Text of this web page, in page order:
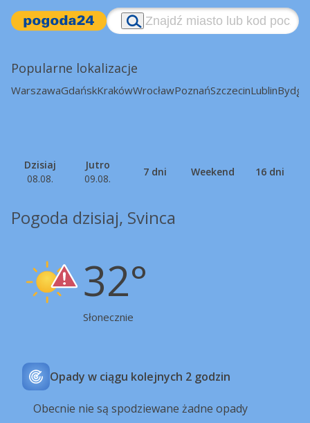
Popularne lokalizacje
WarszawaGdańskKrakówWrocławPoznańSzczecinLublin
Dzisiaj
08.08.
Jutro
09.08.
7 dni Weekend 16 dni
Pogoda dzisiaj, Svinca
32°
Słonecznie
Opady w ciągu kolejnych 2 godzin
Obecnie nie są spodziewane żadne opady